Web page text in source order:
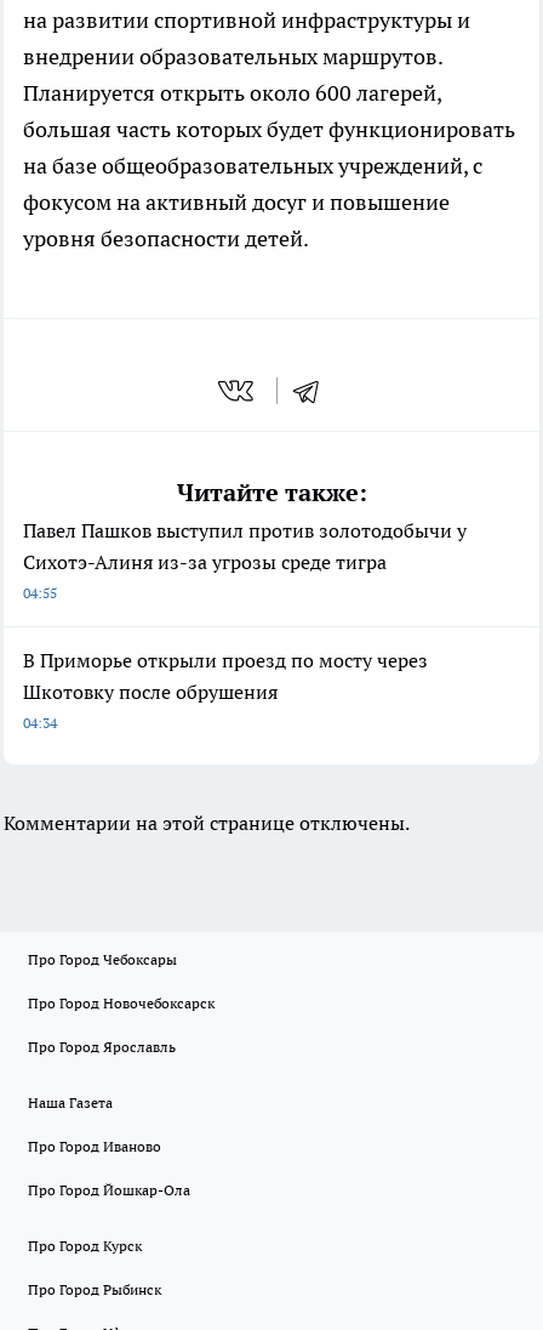
на развитии спортивной инфраструктуры и
внедрении образовательных маршрутов.
Планируется открыть около 600 лагерей,
большая часть которых будет функционировать
на базе общеобразовательных учреждений, с
фокусом на активный досуг и повышение
уровня безопасности детей.
Читайте также:
Павел Пашков выступил против золотодобычи у
Сихотэ-Алиня из-за угрозы среде тигра
04:55
В Приморье открыли проезд по мосту через
Шкотовку после обрушения
04:34
Комментарии на этой странице отключены.
Про Город Чебоксары
Про Город Новочебоксарск
Про Город Ярославль
Наша Газета
Про Город Иваново
Про Город Йошкар-Ола
Про Город Курск
Про Город Рыбинск